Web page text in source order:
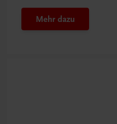
Mehr dazu